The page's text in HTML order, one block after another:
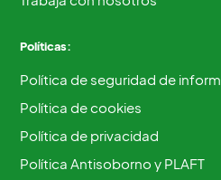
Políticas:
Política de seguridad de
Política de cookies
Política de privacidad
Política Antisoborno y PLAFT